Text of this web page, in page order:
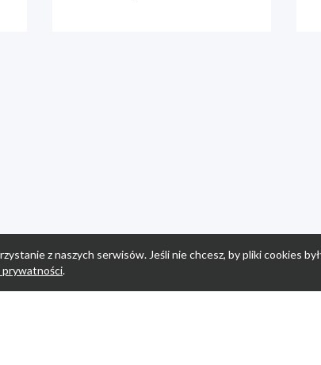
z naszych serwisów. Jeśli nie chcesz, by pliki cookies
.